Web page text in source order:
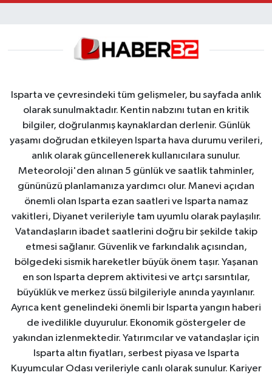
Isparta ve çevresindeki tüm gelişmeler, bu sayfada anlık
olarak sunulmaktadır. Kentin nabzını tutan en kritik
bilgiler, doğrulanmış kaynaklardan derlenir. Günlük
yaşamı doğrudan etkileyen Isparta hava durumu verileri,
anlık olarak güncellenerek kullanıcılara sunulur.
Meteoroloji'den alınan 5 günlük ve saatlik tahminler,
gününüzü planlamanıza yardımcı olur. Manevi açıdan
önemli olan Isparta ezan saatleri ve Isparta namaz
vakitleri, Diyanet verileriyle tam uyumlu olarak paylaşılır.
Vatandaşların ibadet saatlerini doğru bir şekilde takip
etmesi sağlanır. Güvenlik ve farkındalık açısından,
bölgedeki sismik hareketler büyük önem taşır. Yaşanan
en son Isparta deprem aktivitesi ve artçı sarsıntılar,
büyüklük ve merkez üssü bilgileriyle anında yayınlanır.
Ayrıca kent genelindeki önemli bir Isparta yangın haberi
de ivedilikle duyurulur. Ekonomik göstergeler de
yakından izlenmektedir. Yatırımcılar ve vatandaşlar için
Isparta altın fiyatları, serbest piyasa ve Isparta
Kuyumcular Odası verileriyle canlı olarak sunulur. Kariyer